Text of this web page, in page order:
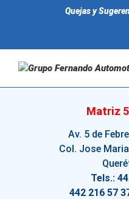
Quejas y
Matriz
Av. 5 de
Col. Jose
Tels.:
442 216 57